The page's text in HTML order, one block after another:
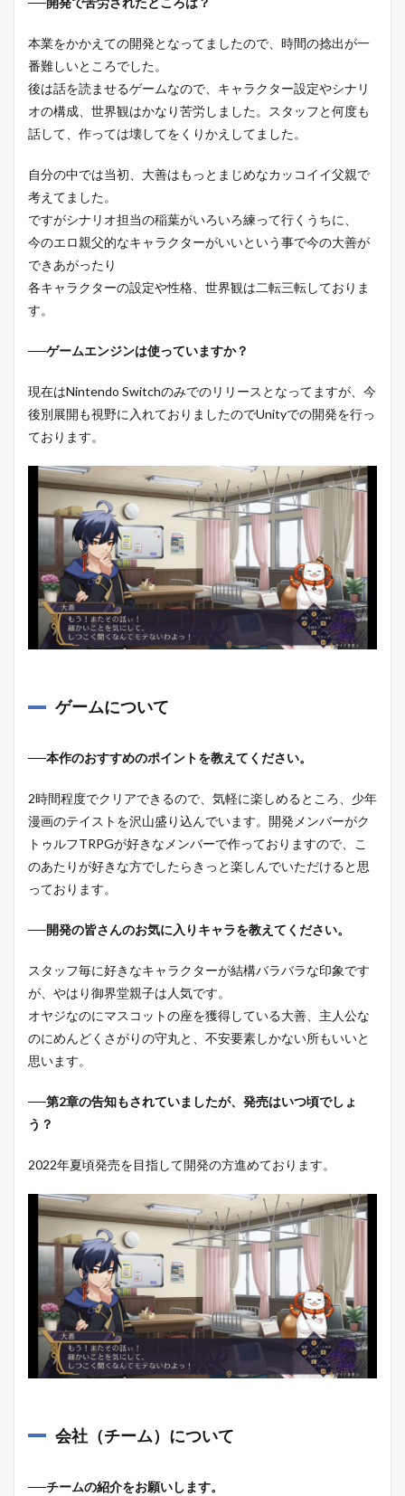
本業をかかえての開発となってましたので、時間の捻出が一
番難しいところでした。
後は話を読ませるゲームなので、キャラクター設定やシナリ
オの構成、世界観はかなり苦労しました。スタッフと何度も
話して、作っては壊してをくりかえしてました。
自分の中では当初、大善はもっとまじめなカッコイイ父親で
考えてました。
ですがシナリオ担当の稲葉がいろいろ練って行くうちに、
今のエロ親父的なキャラクターがいいという事で今の大善が
できあがったり
各キャラクターの設定や性格、世界観は二転三転しておりま
す。
──ゲームエンジンは使っていますか？
現在はNintendo Switchのみでのリリースとなってますが、今
後別展開も視野に入れておりましたのでUnityでの開発を行っ
ております。
ゲームについて
──本作のおすすめのポイントを教えてください。
2時間程度でクリアできるので、気軽に楽しめるところ、少年
漫画のテイストを沢山盛り込んでいます。開発メンバーがク
トゥルフTRPGが好きなメンバーで作っておりますので、こ
のあたりが好きな方でしたらきっと楽しんでいただけると思
っております。
──開発の皆さんのお気に入りキャラを教えてください。
スタッフ毎に好きなキャラクターが結構バラバラな印象です
が、やはり御界堂親子は人気です。
オヤジなのにマスコットの座を獲得している大善、主人公な
のにめんどくさがりの守丸と、不安要素しかない所もいいと
思います。
──第2章の告知もされていましたが、発売はいつ頃でしょ
う？
2022年夏頃発売を目指して開発の方進めております。
会社（チーム）について
──チームの紹介をお願いします。